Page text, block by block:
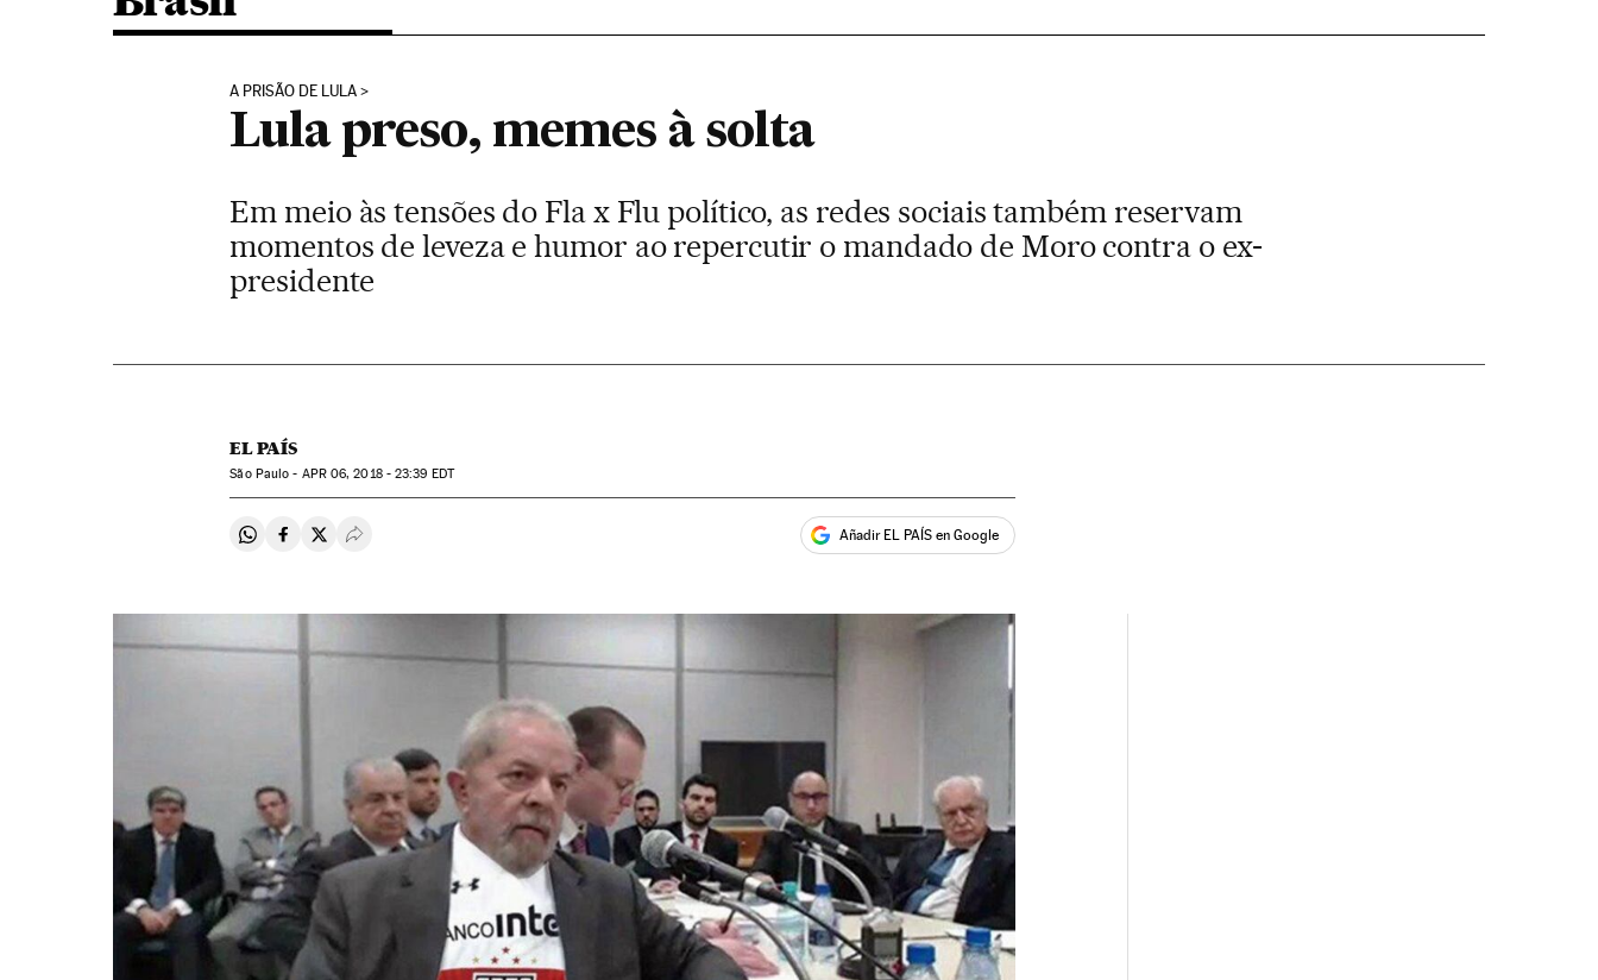
A PRISÃO DE LULA
Lula preso, memes à solta
Em meio às tensões do Fla x Flu político, as redes sociais também reservam
momentos de leveza e humor ao repercutir o mandado de Moro contra o ex-
presidente
EL PAÍS
São Paulo - APR06, 2018 - 23:39 EDT
Compartir en Whatsapp
Compartir en Facebook
Compartir en Twitter
Desplegar Redes Sociales Añadir EL PAÍS en Google